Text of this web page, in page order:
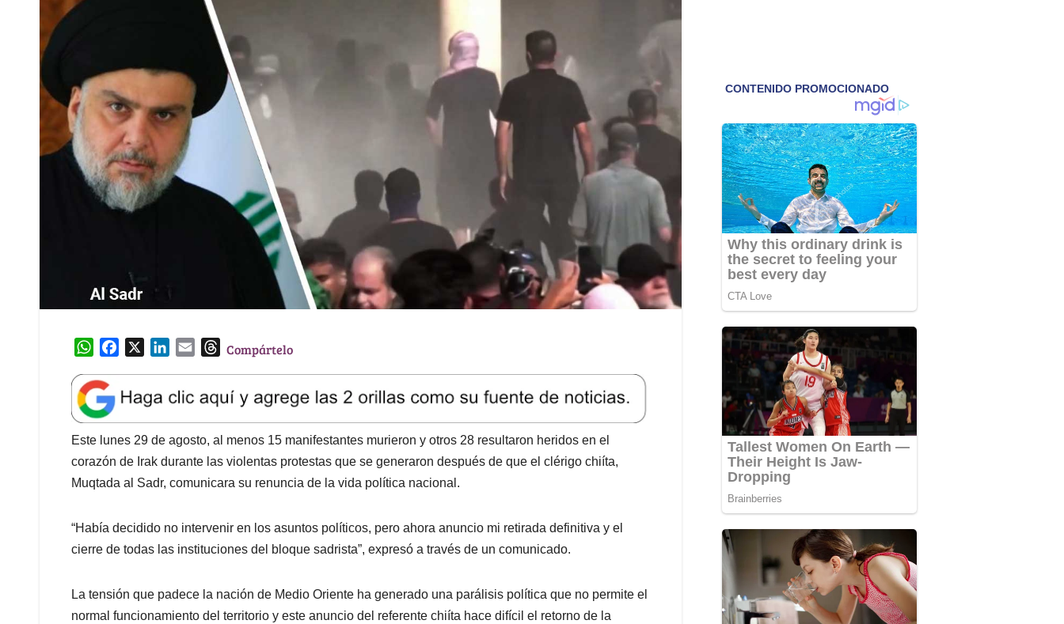
W
a
t
s
A
p
p
e
b
o
o
k
k
e
d
I
n
l
T
e
a
d
s
Compártelo
Este lunes 29 de agosto, al menos 15 manifestantes murieron y otros 28 resultaron heridos en el
corazón de Irak durante las violentas protestas que se generaron después de que el clérigo chiíta,
Muqtada al Sadr, comunicara su renuncia de la vida política nacional.
“Había decidido no intervenir en los asuntos políticos, pero ahora anuncio mi retirada definitiva y el
cierre de todas las instituciones del bloque sadrista”, expresó a través de un comunicado.
La tensión que padece la nación de Medio Oriente ha generado una parálisis política que no permite el
normal funcionamiento del territorio y este anuncio del referente chiíta hace difícil el retorno de la